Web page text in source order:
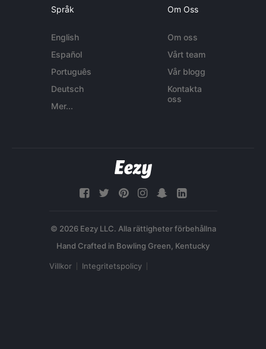
Språk
English
Español
Português
Deutsch
Mer...
Om Oss
Om oss
Vårt team
Vår blogg
Kontakta
oss
© 2026 Eezy LLC. Alla rättigheter förbehållna
Villkor Integritetspolicy